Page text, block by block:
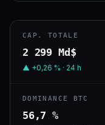
CAP. TOTALE
2 299 Md$
▲ +0,26 % · 24 h
DOMINANCE BTC
56,7 %